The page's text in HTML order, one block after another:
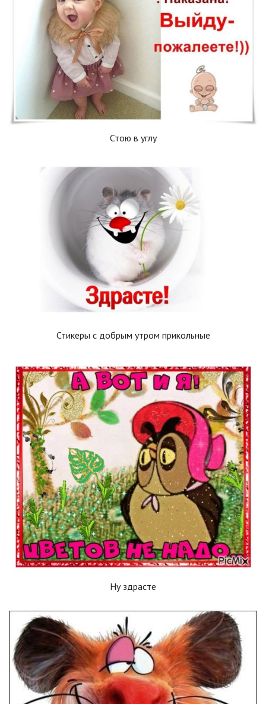
Стою в углу
Стикеры с добрым утром прикольные
Ну здрасте